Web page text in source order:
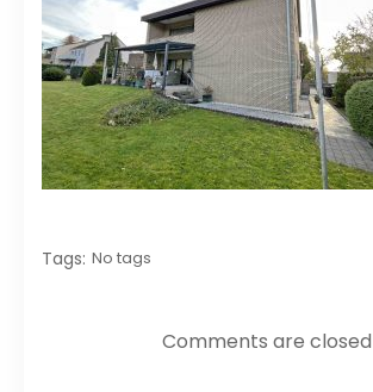
Tags: No tags
Comments are closed